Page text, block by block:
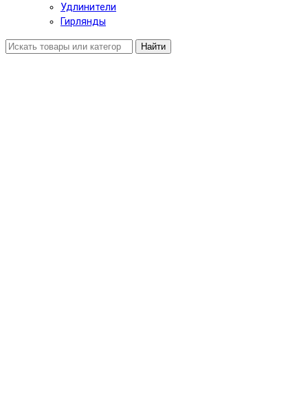
Удлинители
Гирлянды
Найти